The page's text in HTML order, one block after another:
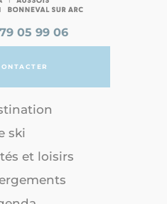
05 99 06
ski
et loisirs